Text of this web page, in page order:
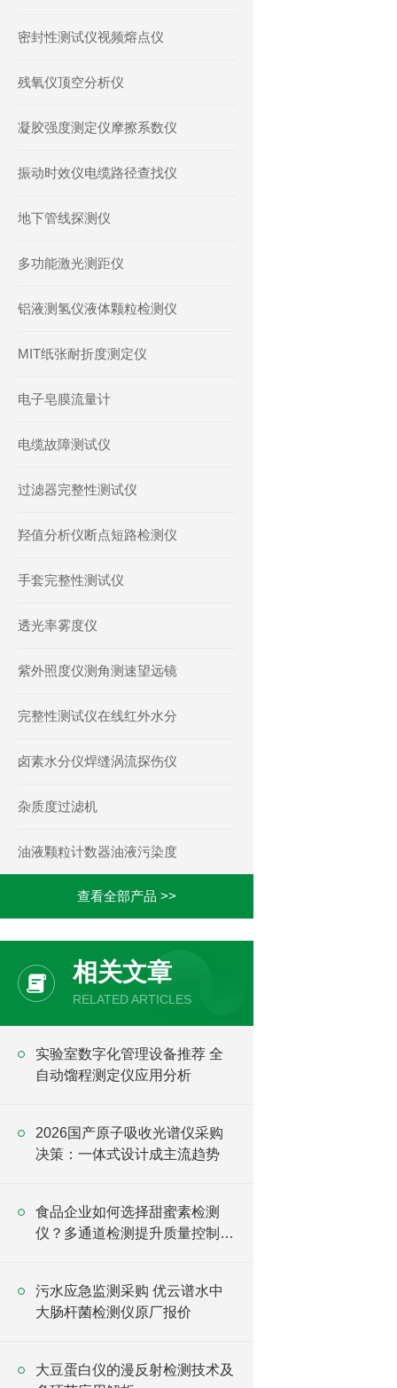
密封性测试仪视频熔点仪
残氧仪顶空分析仪
凝胶强度测定仪摩擦系数仪
振动时效仪电缆路径查找仪
地下管线探测仪
多功能激光测距仪
铝液测氢仪液体颗粒检测仪
MIT纸张耐折度测定仪
电子皂膜流量计
电缆故障测试仪
过滤器完整性测试仪
羟值分析仪断点短路检测仪
手套完整性测试仪
透光率雾度仪
紫外照度仪测角测速望远镜
完整性测试仪在线红外水分
卤素水分仪焊缝涡流探伤仪
杂质度过滤机
油液颗粒计数器油液污染度
查看全部产品 >>
相关文章
RELATED ARTICLES
实验室数字化管理设备推荐 全
自动馏程测定仪应用分析
2026国产原子吸收光谱仪采购
决策：一体式设计成主流趋势
食品企业如何选择甜蜜素检测
仪？多通道检测提升质量控制效
污水应急监测采购 优云谱水中
大肠杆菌检测仪原厂报价
大豆蛋白仪的漫反射检测技术及